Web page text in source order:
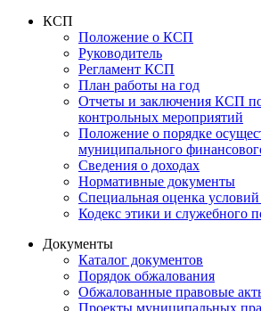
КСП
Положение о КСП
Руководитель
Регламент КСП
План работы на год
Отчеты и заключения КСП
контрольных мероприятий
Положение о порядке
муниципального
Сведения о доходах
Нормативные документы
Специальная оценка условий
Кодекс этики и служебного
Документы
Каталог документов
Порядок обжалования
Обжалованные правовые